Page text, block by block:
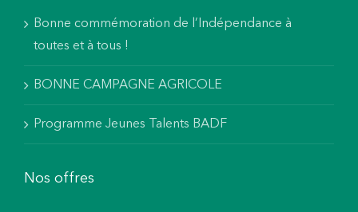
Bonne commémoration de l’Indépendance à
toutes et à tous !
BONNE CAMPAGNE AGRICOLE
Programme Jeunes Talents BADF
Nos offres